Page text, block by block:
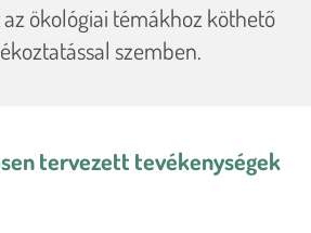
ökológiai témákhoz köthető
szemben.
tervezett tevékenységek